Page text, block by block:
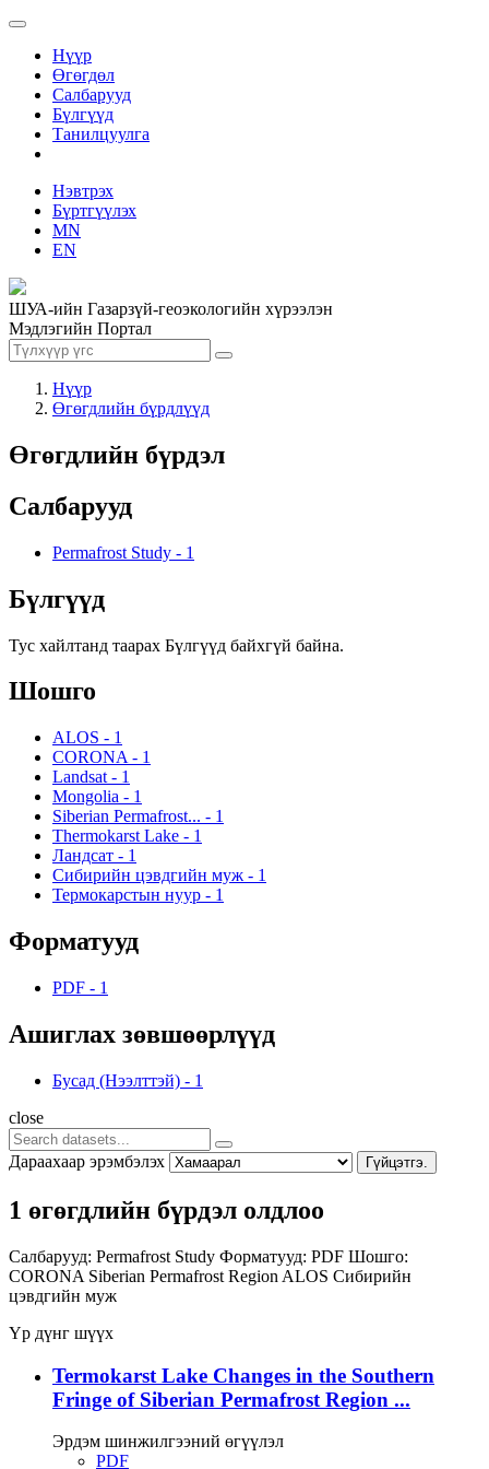
Нүүр
Өгөгдөл
Салбарууд
Бүлгүүд
Танилцуулга
Нэвтрэх
Бүртгүүлэх
MN
EN
ШУА-ийн Газарзүй-геоэкологийн хүрээлэн
Мэдлэгийн Портал
Нүүр
Өгөгдлийн бүрдлүүд
Өгөгдлийн бүрдэл
Салбарууд
Permafrost Study - 1
Бүлгүүд
Тус хайлтанд таарах Бүлгүүд байхгүй байна.
Шошго
ALOS - 1
CORONA - 1
Landsat - 1
Mongolia - 1
Siberian Permafrost... - 1
Thermokarst Lake - 1
Ландсат - 1
Сибирийн цэвдгийн муж - 1
Термокарстын нуур - 1
Форматууд
PDF - 1
Ашиглах зөвшөөрлүүд
Бусад (Нээлттэй) - 1
close
Дараахаар эрэмбэлэх Гүйцэтгэ.
1 өгөгдлийн бүрдэл олдлоо
Салбарууд: Permafrost Study Форматууд: PDF Шошго:
CORONA Siberian Permafrost Region ALOS Сибирийн
цэвдгийн муж
Үр дүнг шүүх
Termokarst Lake Changes in the Southern
Fringe of Siberian Permafrost Region ...
Эрдэм шинжилгээний өгүүлэл
PDF